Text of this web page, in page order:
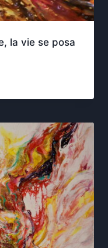
la vie se posa